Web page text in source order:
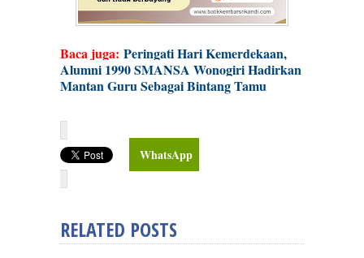
Baca juga: Peringati Hari Kemerdekaan,
Alumni 1990 SMANSA Wonogiri Hadirkan
Mantan Guru Sebagai Bintang Tamu
WhatsApp
RELATED POSTS